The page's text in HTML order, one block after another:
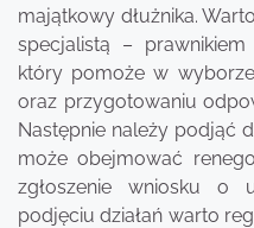
majątkowy dłużnika.
specjalistą –
który pomoże w wyborze
oraz przygotowaniu
Następnie należy podjąć
może obejmować
zgłoszenie wniosku o
podjęciu działań warto